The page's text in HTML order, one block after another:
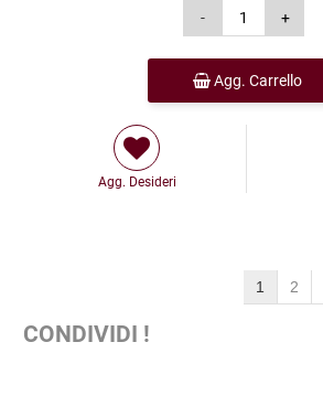
Agg. Carrello
Agg. Desideri
1 2
CONDIVIDI !